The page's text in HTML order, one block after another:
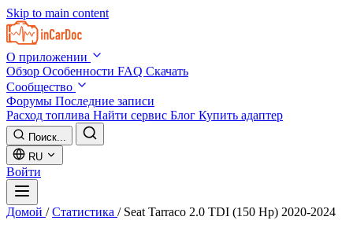
Skip to main content
О приложении
Обзор Особенности FAQ Скачать
Сообщество
Форумы Последние записи
Расход топлива Найти сервис Блог Купить адаптер
Поиск...
RU
Войти
Домой / Статистика / Seat Tarraco 2.0 TDI (150 Hp) 2020-2024